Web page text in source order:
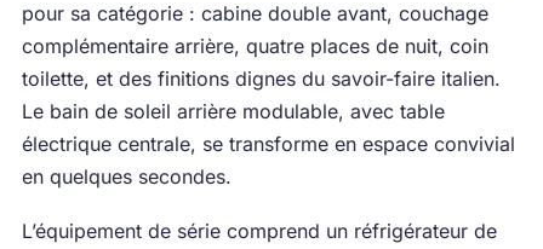
pour sa catégorie : cabine double avant, couchage
complémentaire arrière, quatre places de nuit, coin
toilette, et des finitions dignes du savoir-faire italien.
Le bain de soleil arrière modulable, avec table
électrique centrale, se transforme en espace convivial
en quelques secondes.
L’équipement de série comprend un réfrigérateur de